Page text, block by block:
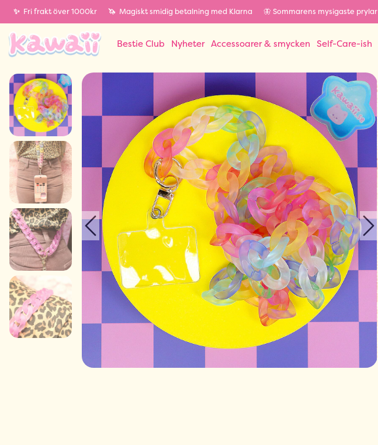
✨ Fri frakt över 1000kr 🦄 Magiskt smidig betalning med Klarna 🦋 Sommarens mysigaste prylar
Bestie Club Nyheter Accessoarer & smycken Self-Care-ish